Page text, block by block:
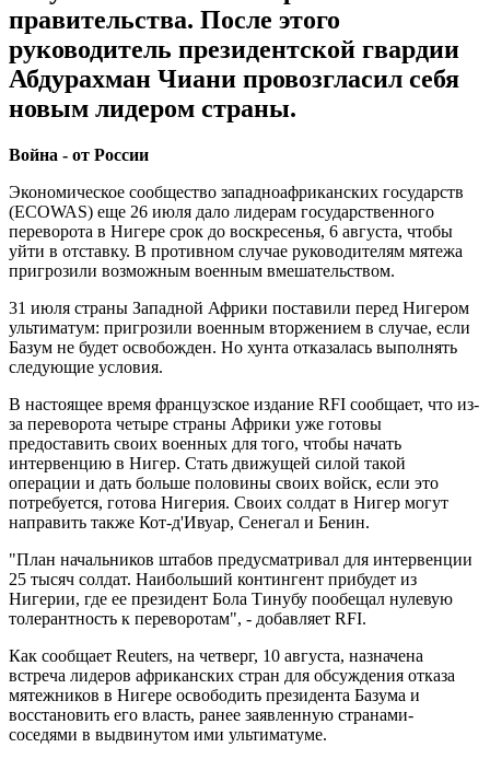
правительства. После этого
руководитель президентской гвардии
Абдурахман Чиани провозгласил себя
новым лидером страны.
Война - от России
Экономическое сообщество западноафриканских государств
(ECOWAS) еще 26 июля дало лидерам государственного
переворота в Нигере срок до воскресенья, 6 августа, чтобы
уйти в отставку. В противном случае руководителям мятежа
пригрозили возможным военным вмешательством.
31 июля страны Западной Африки поставили перед Нигером
ультиматум: пригрозили военным вторжением в случае, если
Базум не будет освобожден. Но хунта отказалась выполнять
следующие условия.
В настоящее время французское издание RFI сообщает, что из-
за переворота четыре страны Африки уже готовы
предоставить своих военных для того, чтобы начать
интервенцию в Нигер. Стать движущей силой такой
операции и дать больше половины своих войск, если это
потребуется, готова Нигерия. Своих солдат в Нигер могут
направить также Кот-д'Ивуар, Сенегал и Бенин.
"План начальников штабов предусматривал для интервенции
25 тысяч солдат. Наибольший контингент прибудет из
Нигерии, где ее президент Бола Тинубу пообещал нулевую
толерантность к переворотам", - добавляет RFI.
Как сообщает Reuters, на четверг, 10 августа, назначена
встреча лидеров африканских стран для обсуждения отказа
мятежников в Нигере освободить президента Базума и
восстановить его власть, ранее заявленную странами-
соседями в выдвинутом ими ультиматуме.